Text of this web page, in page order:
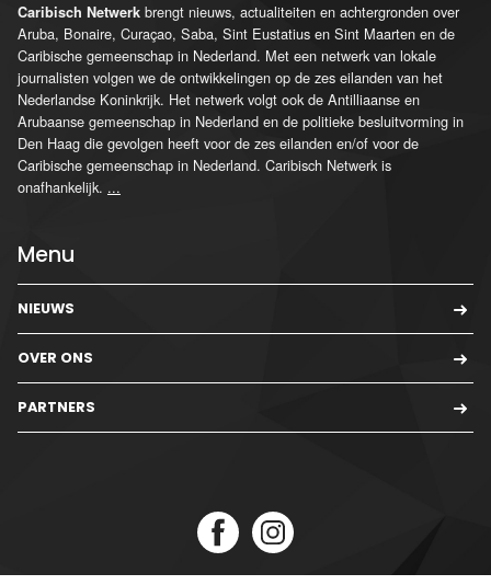
Caribisch Netwerk brengt nieuws, actualiteiten en achtergronden over
Aruba, Bonaire, Curaçao, Saba, Sint Eustatius en Sint Maarten en de
Caribische gemeenschap in Nederland. Met een netwerk van lokale
journalisten volgen we de ontwikkelingen op de zes eilanden van het
Nederlandse Koninkrijk. Het netwerk volgt ook de Antilliaanse en
Arubaanse gemeenschap in Nederland en de politieke besluitvorming in
Den Haag die gevolgen heeft voor de zes eilanden en/of voor de
Caribische gemeenschap in Nederland. Caribisch Netwerk is
onafhankelijk. ...
Menu
NIEUWS
OVER ONS
PARTNERS